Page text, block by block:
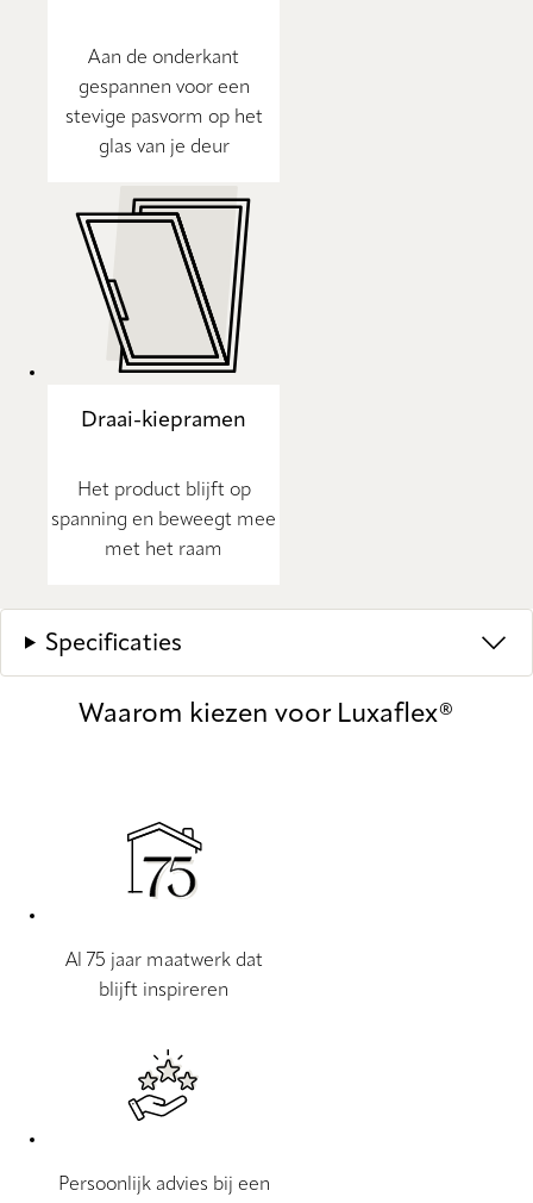
Aan de onderkant
gespannen voor een
stevige pasvorm op het
glas van je deur
Draai-kiepramen
Het product blijft op
spanning en beweegt mee
met het raam
Specificaties
Waarom kiezen voor Luxaflex®
Al 75 jaar maatwerk dat
blijft inspireren
Persoonlijk advies bij een